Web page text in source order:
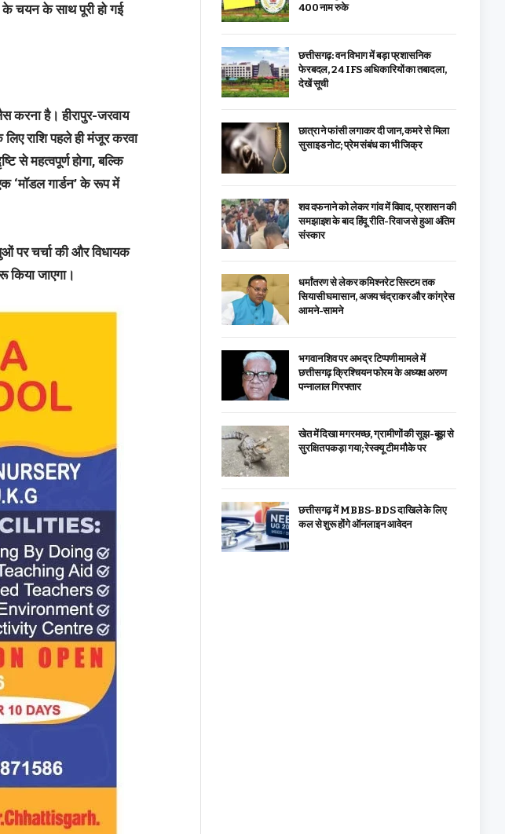
चयन के साथ पूरी हो गई
करना है। हीरापुर-जरवाय
राशि पहले ही मंजूर करवा
से महत्वपूर्ण होगा, बल्कि
‘मॉडल गार्डन’ के रूप में
पर चर्चा की और विधायक
किया जाएगा।
400 नाम रुके
छत्तीसगढ़: वन विभाग में बड़ा प्रशासनिक
फेरबदल, 24 IFS अधिकारियों का तबादला,
देखें सूची
छात्रा ने फांसी लगाकर दी जान, कमरे से मिला
सुसाइड नोट; प्रेम संबंध का भी जिक्र
शव दफनाने को लेकर गांव में विवाद, प्रशासन की
समझाइश के बाद हिंदू रीति-रिवाज से हुआ अंतिम
संस्कार
धर्मांतरण से लेकर कमिश्नरेट सिस्टम तक
सियासी घमासान, अजय चंद्राकर और कांग्रेस
आमने-सामने
भगवान शिव पर अभद्र टिप्पणी मामले में
छत्तीसगढ़ क्रिश्चियन फोरम के अध्यक्ष अरुण
पन्नालाल गिरफ्तार
खेत में दिखा मगरमच्छ, ग्रामीणों की सूझ-बूझ से
सुरक्षित पकड़ा गया; रेस्क्यू टीम मौके पर
छत्तीसगढ़ में MBBS-BDS दाखिले के लिए
कल से शुरू होंगे ऑनलाइन आवेदन